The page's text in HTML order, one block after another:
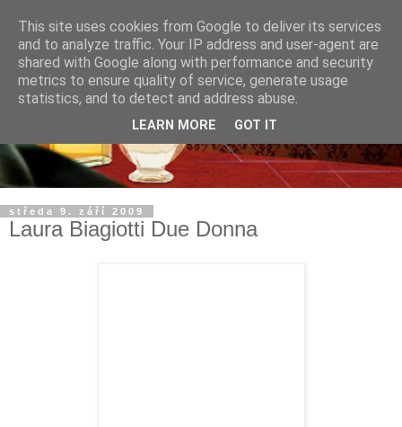
středa 9. září 2009
Laura Biagiotti Due Donna
This site uses cookies from Google to deliver its services
and to analyze traffic. Your IP address and user-agent are
shared with Google along with performance and security
metrics to ensure quality of service, generate usage
statistics, and to detect and address abuse.
LEARN MORE GOT IT